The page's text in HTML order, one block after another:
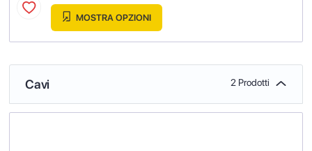
MOSTRA OPZIONI
Cavi 2 Prodotti